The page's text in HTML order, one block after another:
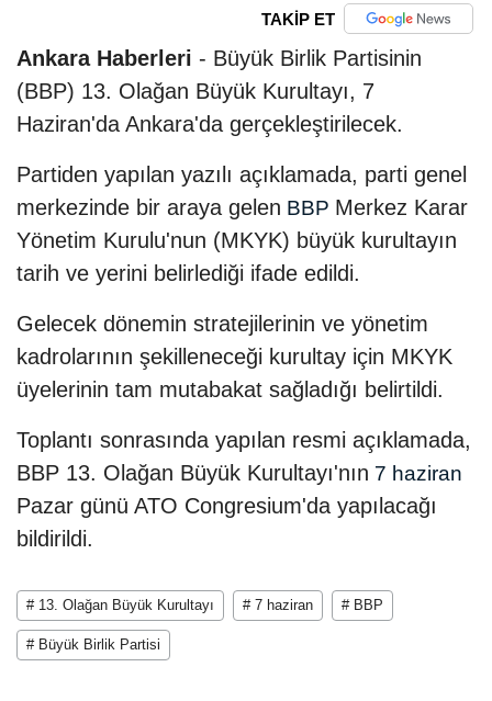
TAKİP ET
Ankara Haberleri - Büyük Birlik Partisinin
(BBP) 13. Olağan Büyük Kurultayı, 7
Haziran'da Ankara'da gerçekleştirilecek.
Partiden yapılan yazılı açıklamada, parti genel
merkezinde bir araya gelen BBP Merkez Karar
Yönetim Kurulu'nun (MKYK) büyük kurultayın
tarih ve yerini belirlediği ifade edildi.
Gelecek dönemin stratejilerinin ve yönetim
kadrolarının şekilleneceği kurultay için MKYK
üyelerinin tam mutabakat sağladığı belirtildi.
Toplantı sonrasında yapılan resmi açıklamada,
BBP 13. Olağan Büyük Kurultayı'nın 7 haziran
Pazar günü ATO Congresium'da yapılacağı
bildirildi.
# 13. Olağan Büyük Kurultayı # 7 haziran # BBP
# Büyük Birlik Partisi